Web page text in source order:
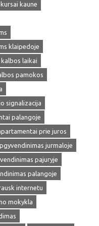
kaune
klaipedoje
kalbos laikai
pamokos
signalizacija
palangoje
prie juros
jurmaloje
pajuryje
palangoje
internetu
mokykla